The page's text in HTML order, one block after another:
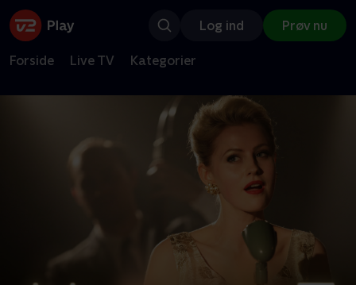
Log ind Prøv nu
Forside Live TV Kategorier